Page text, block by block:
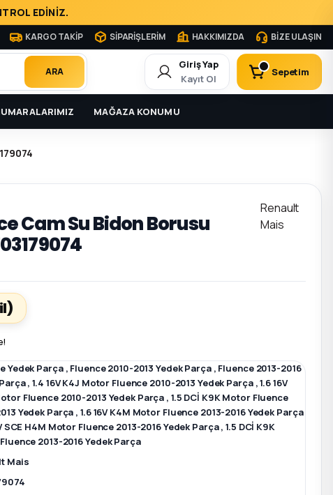
EDİNİZ.
KARGO TAKİP SİPARİŞLERİM HAKKIMIZDA BİZE ULAŞIN
ARA
Giriş Yap
Kayıt Ol
Sepetim
MAĞAZA KONUMU
Cam Su Bidon Borusu
Renault
Mais
Yedek Parça , Fluence 2010-2013 Yedek Parça , Fluence 2013-2016
,1.4 16V K4J Motor Fluence 2010-2013 Yedek Parça ,1.6 16V
Fluence 2010-2013 Yedek Parça , 1.5 DCİ K9K Motor Fluence
Yedek Parça ,1.6 16V K4M Motor Fluence 2013-2016 Yedek Parça
SCE H4M Motor Fluence 2013-2016 Yedek Parça,1.5 DCİ K9K
2013-2016 Yedek Parça
Mais